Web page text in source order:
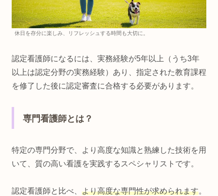
休日を存分に楽しみ、リフレッシュする時間も大切に。
認定看護師になるには、実務経験が5年以上（うち3年
以上は認定分野の実務経験）あり、指定された教育課程
を修了した後に認定審査に合格する必要があります。
専門看護師とは？
特定の専門分野で、より高度な知識と熟練した技術を用
いて、質の高い看護を実践するスペシャリストです。
認定看護師と比べ、 より高度な専門性が求められます。